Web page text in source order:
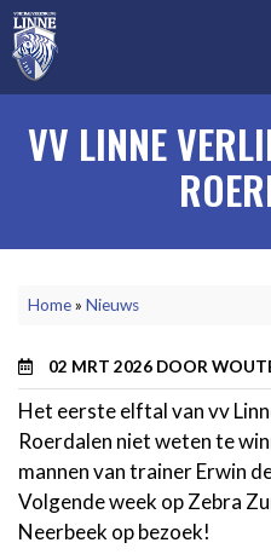
VV LINNE
KRUIMELPAD
Home Nieuws
02 MRT 2026 DOOR
Het eerste elftal van vv
Roerdalen niet weten te
mannen van trainer Erwin
Volgende week op Zebra
Neerbeek op bezoek!